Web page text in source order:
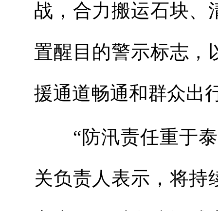
战，合力搬运石块、
置醒目的警示标志，
援通道畅通和群众出
“防汛责任重于泰
关负责人表示，将持